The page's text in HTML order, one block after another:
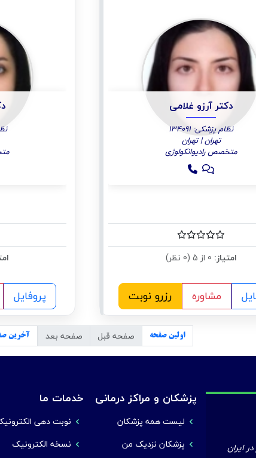
دکتر آرزو غلامی
نظام پزشکی: 134091
تهران | تهران
متخصص رادیوانکولوژی
امتیاز:
مشاوره رزرو نوبت پروفایل
اولین صفحه صفحه قبل صفحه بعد آخرین
ایران
پزشکان و مراکز درمانی
لیست همه پزشکان
پزشکان نزدیک من
خدمات ما
نوبت دهی
نسخه الکترونیک